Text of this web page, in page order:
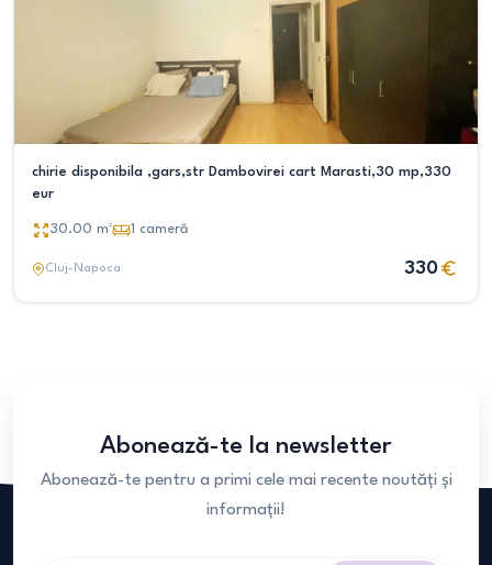
chirie disponibila ,gars,str Dambovirei cart Marasti,30 mp,330
eur
30.00 m² 1 cameră
Cluj-Napoca 330
Abonează-te la newsletter
Abonează-te pentru a primi cele mai recente noutăți și
informații!